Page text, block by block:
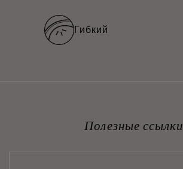
Гибкий
Полезные ссылки